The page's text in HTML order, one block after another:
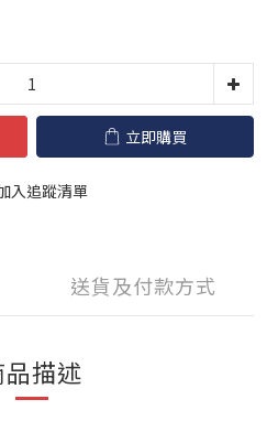
立即購買
入追蹤清單
送貨及付款方式
品描述